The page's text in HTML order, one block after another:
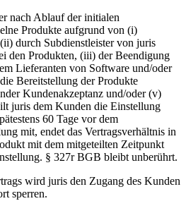
nach Ablauf der initialen
Produkte aufgrund von (i)
durch Subdienstleister von juris
den Produkten, (iii) der Beendigung
Lieferanten von Software und/oder
Bereitstellung der Produkte
Kundenakzeptanz und/oder (v)
juris dem Kunden die Einstellung
60 Tage vor dem
mit, endet das Vertragsverhältnis in
mit dem mitgeteilten Zeitpunkt
§ 327r BGB bleibt unberührt.
wird juris den Zugang des Kunden
sperren.